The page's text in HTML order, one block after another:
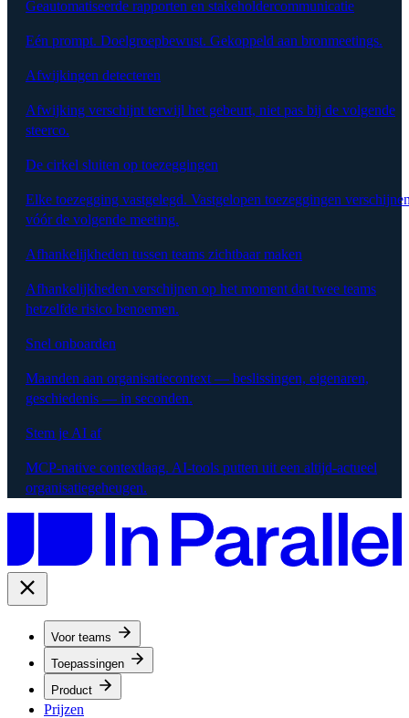
Geautomatiseerde rapporten en stakeholdercommunicatie
Eén prompt. Doelgroepbewust. Gekoppeld aan bronmeetings.
Afwijkingen detecteren
Afwijking verschijnt terwijl het gebeurt, niet pas bij de volgende
steerco.
De cirkel sluiten op toezeggingen
Elke toezegging vastgelegd. Vastgelopen toezeggingen
vóór de volgende meeting.
Afhankelijkheden tussen teams zichtbaar maken
Afhankelijkheden verschijnen op het moment dat twee teams
hetzelfde risico benoemen.
Snel onboarden
Maanden aan organisatiecontext — beslissingen, eigenaren,
geschiedenis — in seconden.
Stem je AI af
MCP-native contextlaag. AI-tools putten uit een altijd-actueel
organisatiegeheugen.
Voor teams
Toepassingen
Product
Prijzen